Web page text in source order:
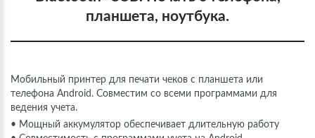
планшета, ноутбука.
Мобильный принтер для печати чеков с планшета или
телефона Android. Совместим со всеми программами для
ведения учета.
• Мощный аккумулятор обеспечивает длительную работу